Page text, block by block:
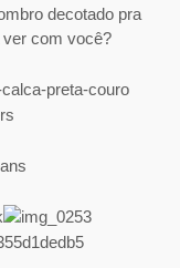
decotado pra
com você?